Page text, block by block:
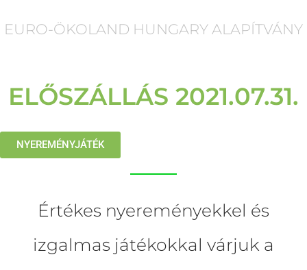
EURO-ÖKOLAND HUNGARY ALAPÍTVÁNY
ELŐSZÁLLÁS 2021.07.31.
NYEREMÉNYJÁTÉK
Értékes nyereményekkel és
izgalmas játékokkal várjuk a